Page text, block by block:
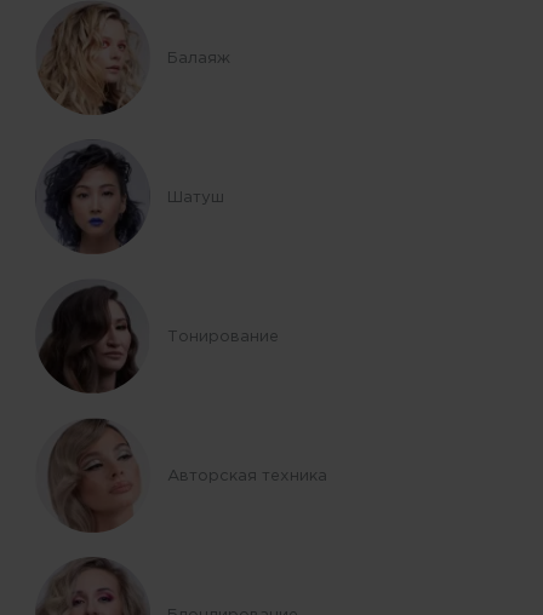
Балаяж
Шатуш
Тонирование
Авторская техника